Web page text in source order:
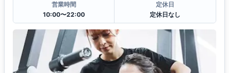
営業時間
10:00〜22:00
定休日
定休日なし